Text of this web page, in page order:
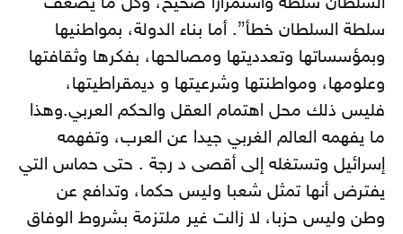
سلطة السلطان خطأ”. أما بناء الدولة، بمواطنيها
وبمؤسساتها وتعدديتها ومصالحها، بفكرها وثقافتها
وعلومها، ومواطنتها وشرعيتها و ديمقراطيتها،
فليس ذلك محل اهتمام العقل والحكم العربي.وهذا
ما يفهمه العالم الغربي جيدا عن العرب، وتفهمه
إسرائيل وتستغله إلى أقصى د رجة . حتى حماس التي
يفترض أنها تمثل شعبا وليس حكما، وتدافع عن
وطن وليس حزبا، لا زالت غير ملتزمة بشروط الوفاق